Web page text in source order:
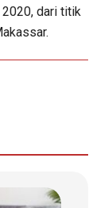
2020, dari titik